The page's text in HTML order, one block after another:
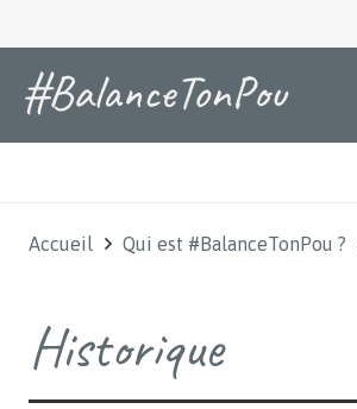
Accueil Qui est #BalanceTonPou ?
Historique